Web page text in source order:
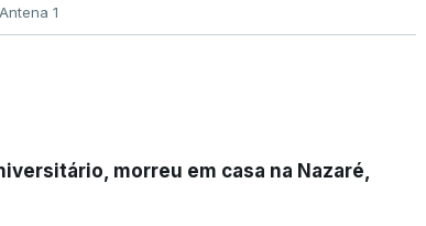
Antena 1
morreu em casa na Nazaré,